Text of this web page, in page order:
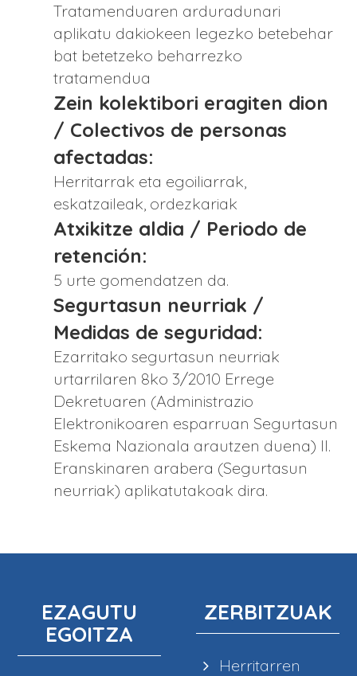
Tratamenduaren arduradunari
aplikatu dakiokeen legezko betebehar
bat betetzeko beharrezko
tratamendua
Zein kolektibori eragiten dion
/ Colectivos de personas
afectadas:
Herritarrak eta egoiliarrak,
eskatzaileak, ordezkariak
Atxikitze aldia / Periodo de
retención:
5 urte gomendatzen da.
Segurtasun neurriak /
Medidas de seguridad:
Ezarritako segurtasun neurriak
urtarrilaren 8ko 3/2010 Errege
Dekretuaren (Administrazio
Elektronikoaren esparruan Segurtasun
Eskema Nazionala arautzen duena) II.
Eranskinaren arabera (Segurtasun
neurriak) aplikatutakoak dira.
EZAGUTU
EGOITZA
ZERBITZUAK
Herritarren